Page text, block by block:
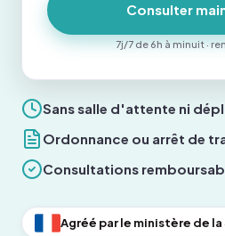
Sans salle d'attente ni
Ordonnance ou arrêt de
Consultations
Agréé par le ministère de la
Consulter
7j/7 de 6h à minuit ·